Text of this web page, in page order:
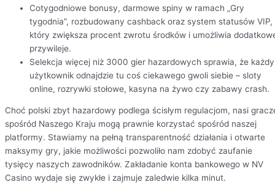
Cotygodniowe bonusy, darmowe spiny w ramach „Gry
tygodnia”, rozbudowany cashback oraz system statusów VIP,
który zwiększa procent zwrotu środków i umożliwia
przywileje.
Selekcja więcej niż 3000 gier hazardowych sprawia, że każdy
użytkownik odnajdzie tu coś ciekawego gwoli siebie – sloty
online, rozrywki stołowe, kasyna na żywo czy zabawy crash.
Choć polski zbyt hazardowy podlega ścisłym regulacjom, nasi
spośród Naszego Kraju mogą prawnie korzystać spośród naszej
platformy. Stawiamy na pełną transparentność działania i otwarte
maksymy gry, jakie możliwości pozwoliło nam zdobyć zaufanie
tysięcy naszych zawodników. Zakładanie konta bankowego w NV
Casino wydaje się zwykłe i zajmuje zaledwie kilka minut.